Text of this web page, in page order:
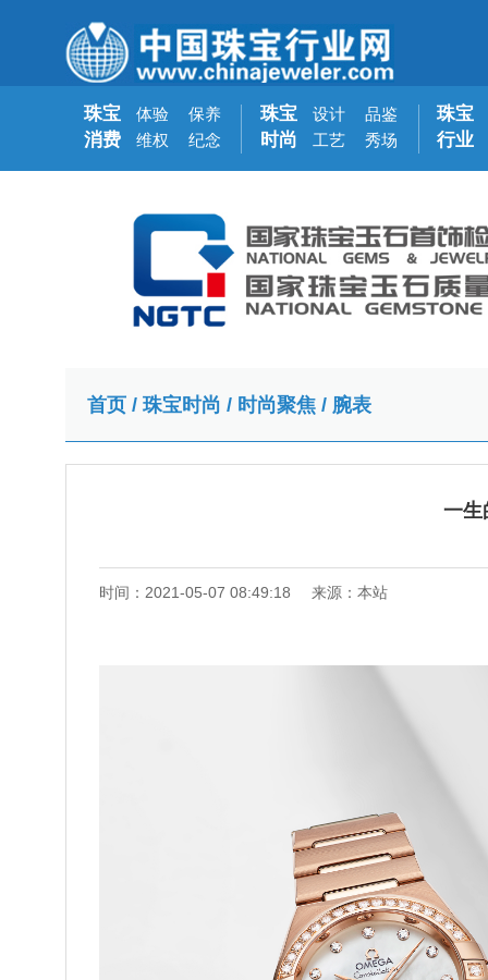
珠宝
消费
体验
维权
保养
纪念
珠宝
时尚
设计
工艺
品鉴
秀场
珠宝
行业
首页 / 珠宝时尚 / 时尚聚焦 / 腕表
一生
时间：2021-05-07 08:49:18 来源：本站